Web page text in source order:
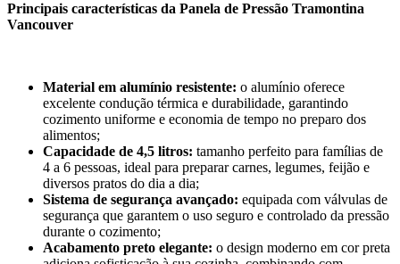
Principais características da Panela de Pressão Tramontina
Vancouver
Material em alumínio resistente: o alumínio oferece
excelente condução térmica e durabilidade, garantindo
cozimento uniforme e economia de tempo no preparo dos
alimentos;
Capacidade de 4,5 litros: tamanho perfeito para famílias de
4 a 6 pessoas, ideal para preparar carnes, legumes, feijão e
diversos pratos do dia a dia;
Sistema de segurança avançado: equipada com válvulas de
segurança que garantem o uso seguro e controlado da pressão
durante o cozimento;
Acabamento preto elegante: o design moderno em cor preta